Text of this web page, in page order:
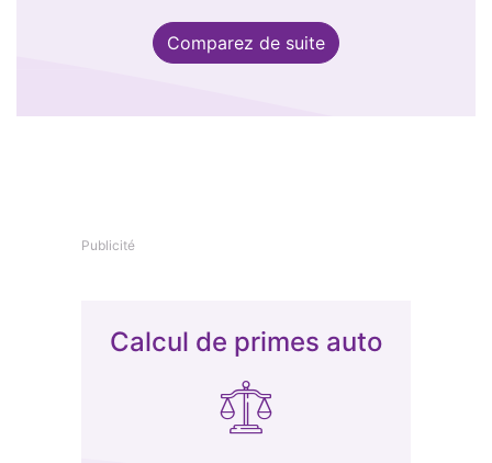
Comparez de suite
Publicité
Calcul de primes auto